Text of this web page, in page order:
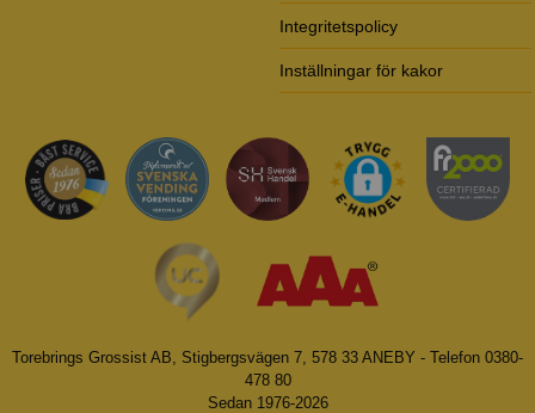
Integritetspolicy
Inställningar för kakor
Torebrings Grossist AB, Stigbergsvägen 7, 578 33 ANEBY - Telefon 0380-
478 80
Sedan 1976-2026